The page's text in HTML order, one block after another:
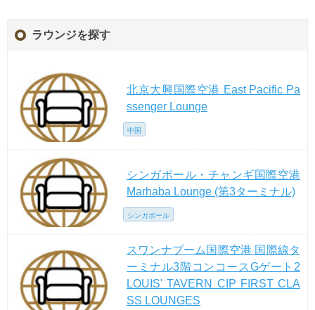
ラウンジを探す
北京大興国際空港 East Pacific Pa
ssenger Lounge
中国
シンガポール・チャンギ国際空港
Marhaba Lounge (第3ターミナル)
シンガポール
スワンナプーム国際空港 国際線タ
ーミナル3階コンコースGゲート2
LOUIS' TAVERN CIP FIRST CLA
SS LOUNGES